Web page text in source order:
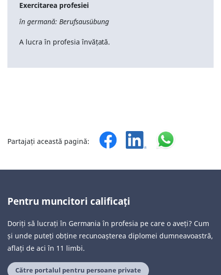
Exercitarea profesiei
în germană: Berufsausübung
A lucra în profesia învățată.
Partajați această pagină:
Pentru muncitori calificați
Doriți să lucrați în Germania în profesia pe care o aveți? Cum
și unde puteți obține recunoașterea diplomei dumneavoastră,
aflați de aci în 11 limbi.
Către portalul pentru persoane private